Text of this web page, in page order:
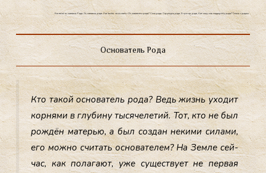
Кто такой основатель Рода. Основатель рода. Как выйти на контакт с Основателем рода? Сила рода. Структура рода. Эгрегор рода. Как получить поддержку рода? Связь с родом.
Основатель Рода
Кто та­кой ос­но­ватель ро­да? Ведь жизнь ухо­дит
кор­ня­ми в глу­бину ты­сяче­летий. Тот, кто не был
рож­дён ма­терью, а был соз­дан не­кими си­лами,
его мож­но счи­тать ос­но­вате­лем? На Зем­ле сей­
час, как по­лага­ют, уже су­щес­тву­ет не пер­вая